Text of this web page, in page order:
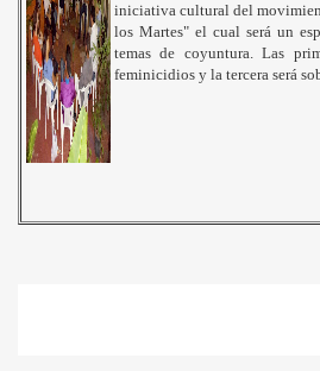
iniciativa cultural del
los Martes" el cual será un
temas de coyuntura. Las
feminicidios y la tercera será